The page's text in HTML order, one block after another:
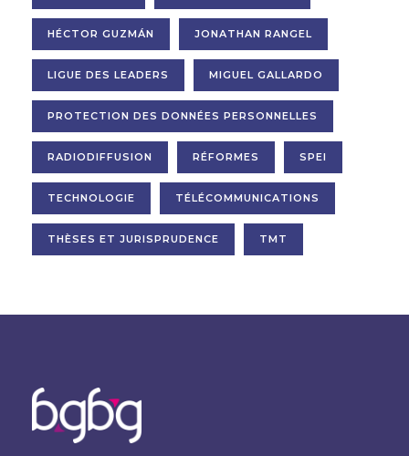
HÉCTOR GUZMÁN JONATHAN RANGEL
LIGUE DES LEADERS MIGUEL GALLARDO
PROTECTION DES DONNÉES PERSONNELLES
RADIODIFFUSION RÉFORMES SPEI
TECHNOLOGIE TÉLÉCOMMUNICATIONS
THÈSES ET JURISPRUDENCE TMT